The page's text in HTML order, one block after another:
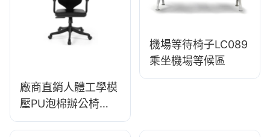
廠商直銷人體工學模
壓PU泡棉辦公椅
IC091 合偉座椅
機場等待椅子LC089
乘坐機場等候區